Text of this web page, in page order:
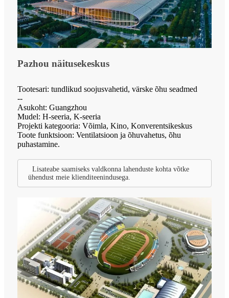
Pazhou näitusekeskus
Tootesari: tundlikud soojusvahetid, värske õhu seadmed
--
Asukoht: Guangzhou
Mudel: H-seeria, K-seeria
Projekti kategooria: Võimla, Kino, Konverentsikeskus
Toote funktsioon: Ventilatsioon ja õhuvahetus, õhu
puhastamine.
Lisateabe saamiseks valdkonna lahenduste kohta võtke
ühendust meie klienditeenindusega.